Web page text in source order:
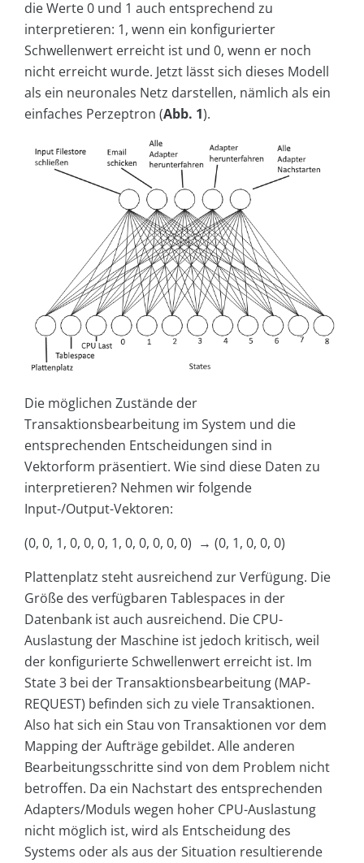
die Werte 0 und 1 auch entsprechend zu
interpretieren: 1, wenn ein konfigurierter
Schwellenwert erreicht ist und 0, wenn er noch
nicht erreicht wurde. Jetzt lässt sich dieses Modell
als ein neuronales Netz darstellen, nämlich als ein
einfaches Perzeptron (Abb. 1).
Die möglichen Zustände der
Transaktionsbearbeitung im System und die
entsprechenden Entscheidungen sind in
Vektorform präsentiert. Wie sind diese Daten zu
interpretieren? Nehmen wir folgende
Input-/Output-Vektoren:
(0, 0, 1, 0, 0, 0, 1, 0, 0, 0, 0, 0) → (0, 1, 0, 0, 0)
Plattenplatz steht ausreichend zur Verfügung. Die
Größe des verfügbaren Tablespaces in der
Datenbank ist auch ausreichend. Die CPU-
Auslastung der Maschine ist jedoch kritisch, weil
der konfigurierte Schwellenwert erreicht ist. Im
State 3 bei der Transaktionsbearbeitung (MAP-
REQUEST) befinden sich zu viele Transaktionen.
Also hat sich ein Stau von Transaktionen vor dem
Mapping der Aufträge gebildet. Alle anderen
Bearbeitungsschritte sind von dem Problem nicht
betroffen. Da ein Nachstart des entsprechenden
Adapters/Moduls wegen hoher CPU-Auslastung
nicht möglich ist, wird als Entscheidung des
Systems oder als aus der Situation resultierende